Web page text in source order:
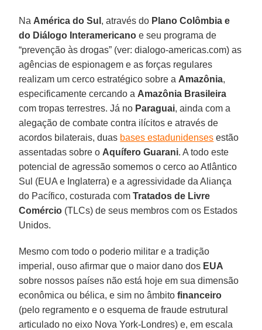
Na América do Sul , através do Plano Colômbia e
do Diálogo Interamericano e seu programa de
“prevenção às drogas” (ver: dialogo-americas.com) as
agências de espionagem e as forças regulares
realizam um cerco estratégico sobre a Amazônia,
especificamente cercando a Amazônia Brasileira
com tropas terrestres. Já no Paraguai, ainda com a
alegação de combate contra ilícitos e através de
acordos bilaterais, duas bases estadunidenses estão
assentadas sobre o Aquífero Guarani. A todo este
potencial de agressão somemos o cerco ao Atlântico
Sul (EUA e Inglaterra) e a agressividade da Aliança
do Pacífico, costurada comTratados de Livre
Comércio (TLCs) de seus membros com os Estados
Unidos.
Mesmo com todo o poderio militar e a tradição
imperial, ouso afirmar que o maior dano dos EUA
sobre nossos países não está hoje em sua dimensão
econômica ou bélica, e sim no âmbitofinanceiro
(pelo regramento e o esquema de fraude estrutural
articulado no eixo Nova York-Londres) e, em escala